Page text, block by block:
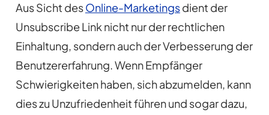
Aus Sicht desOnline-Marketingsdient der
Unsubscribe Link nicht nur der rechtlichen
Einhaltung, sondern auch der Verbesserung der
Benutzererfahrung. Wenn Empfänger
Schwierigkeiten haben, sich abzumelden, kann
dies zu Unzufriedenheit führen und sogar dazu,